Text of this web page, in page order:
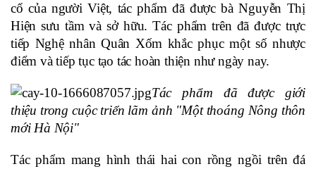
cổ của người Việt, tác phẩm đã được bà Nguyễn Thị
Hiện sưu tầm và sở hữu. Tác phẩm trên đã được trực
tiếp Nghệ nhân Quân Xốm khắc phục một số nhược
điểm và tiếp tục tạo tác hoàn thiện như ngày nay.
Tác phẩm đã được giới
thiệu trong cuộc triển lãm ảnh "Một thoáng Nông thôn
mới Hà Nội"
Tác phẩm mang hình thái hai con rồng ngồi trên đá